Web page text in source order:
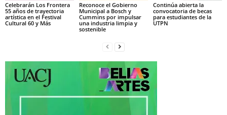
Celebrarán Los Frontera
55 años de trayectoria
artística en el Festival
Cultural 60 y Más
Reconoce el Gobierno
Municipal a Bosch y
Cummins por impulsar
una industria limpia y
sostenible
Continúa abierta la
convocatoria de becas
para estudiantes de la
UTPN